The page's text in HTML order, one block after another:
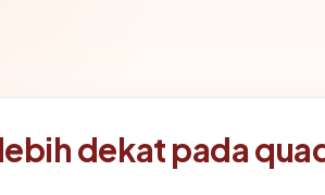
dekat pada